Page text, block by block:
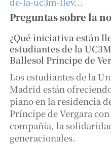
Preguntas sobre la
¿Qué iniciativa están
estudiantes de la
Ballesol Príncipe de
Los estudiantes de la
Madrid están
piano en la residencia
Príncipe de Vergara
compañía, la
generacionales.